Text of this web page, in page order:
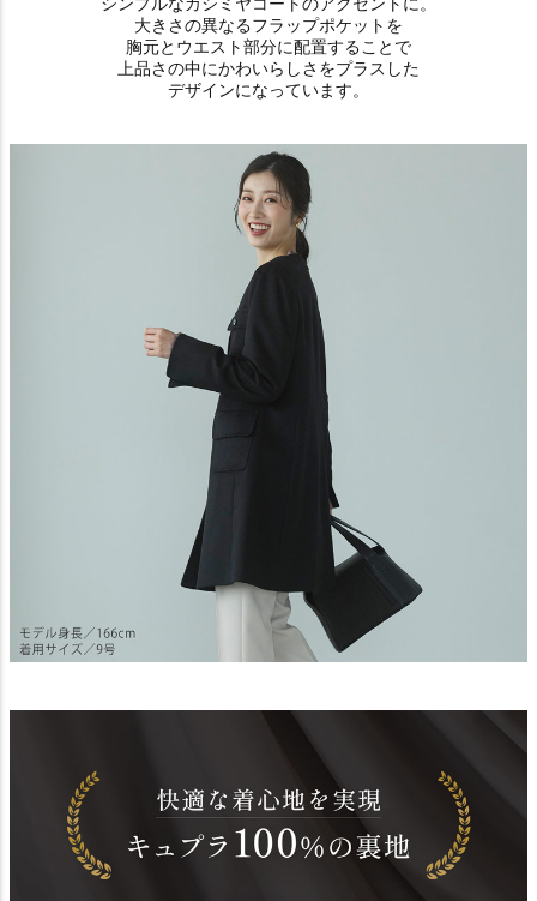
大きさの異なるフラップポケットを
胸元とウエスト部分に配置することで
上品さの中にかわいらしさをプラスした
デザインになっています。